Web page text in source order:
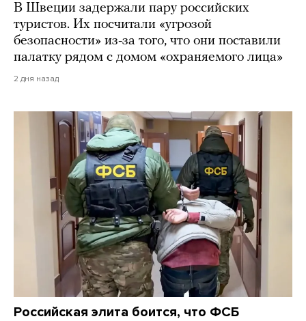
В Швеции задержали пару российских
туристов. Их посчитали «угрозой
безопасности» из-за того, что они поставили
палатку рядом с домом «охраняемого лица»
2 дня назад
Российская элита боится, что ФСБ